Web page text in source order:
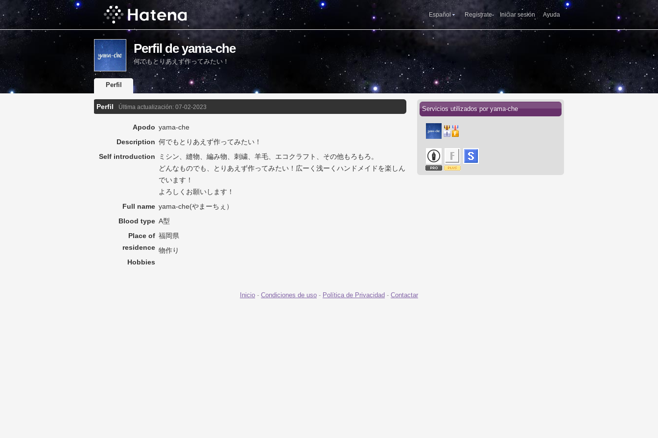
Español Regístrate Iniciar sesión Ayuda
Perfil de yama-che
何でもとりあえず作ってみたい！
Perfil
Perfil Última actualización: 07-02-2023
Apodo yama-che
Description 何でもとりあえず作ってみたい！
Self introduction
ミシン、縫物、編み物、刺繍、羊毛、エコクラフト、その他もろもろ。
どんなものでも、とりあえず作ってみたい！広ーく浅ーくハンドメイドを楽しん
でいます！
よろしくお願いします！
Full name yama-che(やまーちぇ）
Blood type A型
Place of
residence
福岡県
Hobbies
物作り
Servicios utilizados por yama-che
Inicio - Condiciones de uso - Política de Privacidad - Contactar